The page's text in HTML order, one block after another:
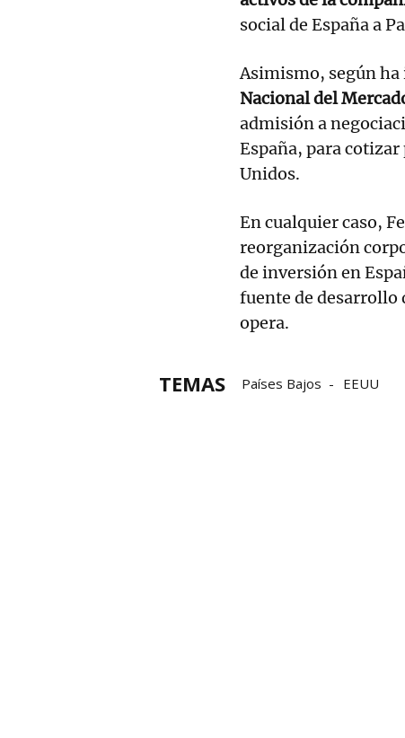
social de España a
Asimismo, según
Nacional del
admisión a
España, para
Unidos.
En cualquier caso,
reorganización
de inversión en
fuente de desarrollo
opera.
TEMAS Países Bajos EEUU